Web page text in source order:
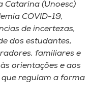
Catarina (Unoesc)
COVID-19,
de incertezas,
dos estudantes,
familiares e
orientações e aos
regulam a forma